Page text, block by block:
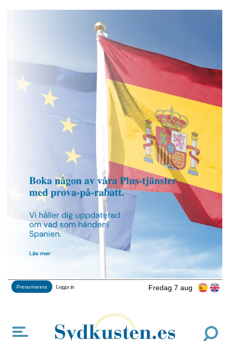
Fredag 7 aug
Prenumerera Logga in